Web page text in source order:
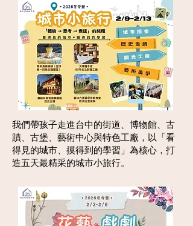
我們帶孩子走進台中的街道、博物館、古
蹟、古堡、藝術中心與特色工廠，以「看
得見的城市、摸得到的學習」為核心，打
造五天最精采的城市小旅行。